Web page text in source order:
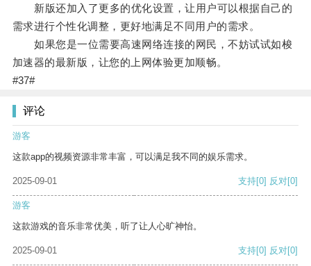
新版还加入了更多的优化设置，让用户可以根据自己的
需求进行个性化调整，更好地满足不同用户的需求。
如果您是一位需要高速网络连接的网民，不妨试试如梭
加速器的最新版，让您的上网体验更加顺畅。
#37#
评论
游客
这款app的视频资源非常丰富，可以满足我不同的娱乐需求。
2025-09-01 支持[0] 反对[0]
游客
这款游戏的音乐非常优美，听了让人心旷神怡。
2025-09-01 支持[0] 反对[0]